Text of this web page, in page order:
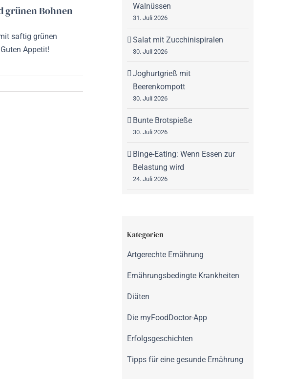
grünen Bohnen
saftig grünen
Appetit!
Walnüssen
31. Juli 2026
Salat mit Zucchinispiralen
30. Juli 2026
Joghurtgrieß mit
Beerenkompott
30. Juli 2026
Bunte Brotspieße
30. Juli 2026
Binge-Eating: Wenn Essen zur
Belastung wird
24. Juli 2026
Kategorien
Artgerechte Ernährung
Ernährungsbedingte Krankheiten
Diäten
Die myFoodDoctor-App
Erfolgsgeschichten
Tipps für eine gesunde Ernährung